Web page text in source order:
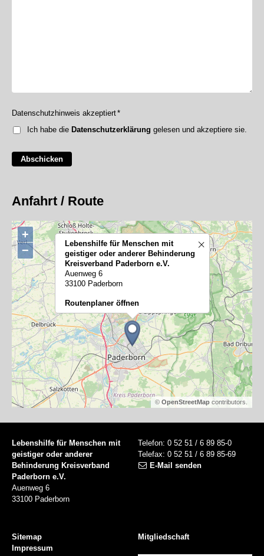
Datenschutzhinweis akzeptiert*
Ich habe die Datenschutzerklärung gelesen und akzeptiere sie.
Abschicken
Anfahrt / Route
Lebenshilfe für Menschen mit
geistiger oder anderer Behinderung
Kreisverband Paderborn e.V.
Auenweg 6
33100 Paderborn
Routenplaner öffnen
+
−
©OpenStreetMap contributors.
Lebenshilfe für Menschen mit
geistiger oder anderer
Behinderung Kreisverband
Paderborn e.V.
Auenweg 6
33100 Paderborn
Telefon: 0 52 51 / 6 89 85-0
Telefax: 0 52 51 / 6 89 85-69
E-Mail senden
Sitemap
Impressum
Mitgliedschaft